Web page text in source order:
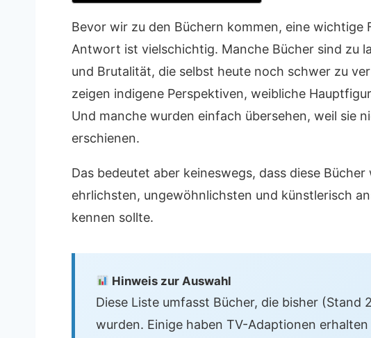
Bevor wir zu den Büchern kommen, eine wichtige
Antwort ist vielschichtig. Manche Bücher sind zu
und Brutalität, die selbst heute noch schwer zu
zeigen indigene Perspektiven, weibliche
Und manche wurden einfach übersehen, weil sie
erschienen.
Das bedeutet aber keineswegs, dass diese
ehrlichsten, ungewöhnlichsten und künstlerisch
kennen sollte.
Hinweis zur Auswahl
Diese Liste umfasst Bücher, die bisher
wurden. Einige haben TV-Adaptionen